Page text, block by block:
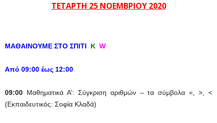
ΤΕΤΑΡΤΗ 25 ΝΟΕΜΒΡΙΟΥ 2020
ΜΑΘΑΙΝΟΥΜΕ ΣΤΟ ΣΠΙΤΙ Κ W
Από 09:00 έως 12:00
09:00 Μαθηματικά Α’: Σύγκριση αριθμών – τα σύμβολα =, >, <
(Εκπαιδευτικός: Σοφία Κλαδά)